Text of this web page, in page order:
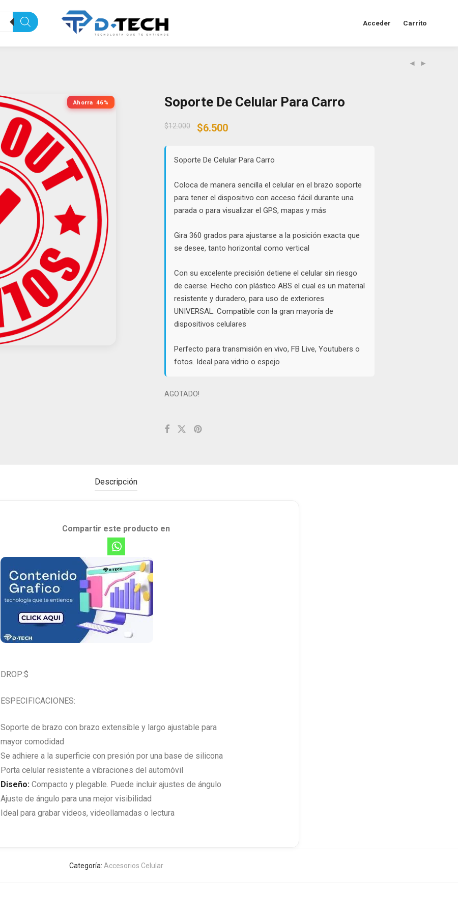
Acceder Carrito
Ahorra 46% Soporte De Celular Para Carro
$12.000
Original
$12.000.
$6.500Current
$6.500.
Soporte De Celular Para Carro
Coloca de manera sencilla el celular en el brazo soporte
para tener el dispositivo con acceso fácil durante una
parada o para visualizar el GPS, mapas y más
Gira 360 grados para ajustarse a la posición exacta que
se desee, tanto horizontal como vertical
Con su excelente precisión detiene el celular sin riesgo
de caerse. Hecho con plástico ABS el cual es un material
resistente y duradero, para uso de exteriores
UNIVERSAL: Compatible con la gran mayoría de
dispositivos celulares
Perfecto para transmisión en vivo, FB Live, Youtubers o
fotos. Ideal para vidrio o espejo
AGOTADO!
Descripción
Compartir este producto en
DROP:$
ESPECIFICACIONES:
Soporte de brazo con brazo extensible y largo ajustable para
mayor comodidad
Se adhiere a la superficie con presión por una base de silicona
Porta celular resistente a vibraciones del automóvil
Diseño: Compacto y plegable. Puede incluir ajustes de ángulo
Ajuste de ángulo para una mejor visibilidad
Ideal para grabar videos, videollamadas o lectura
Categoría: Accesorios Celular